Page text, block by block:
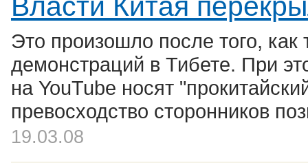
Это произошло после того,
демонстраций в Тибете. При
на YouTube носят
превосходство сторонников
19.03.08